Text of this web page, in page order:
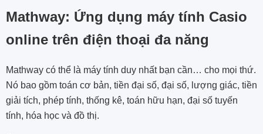
Mathway: Ứng dụng máy tính Casio
online trên điện thoại đa năng
Mathway có thể là máy tính duy nhất bạn cần… cho mọi thứ.
Nó bao gồm toán cơ bản, tiền đại số, đại số, lượng giác, tiền
giải tích, phép tính, thống kê, toán hữu hạn, đại số tuyến
tính, hóa học và đồ thị.